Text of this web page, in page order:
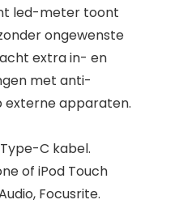
led-meter toont
ongewenste
extra in- en
met anti-
externe apparaten.
C kabel.
of iPod Touch
Focusrite.